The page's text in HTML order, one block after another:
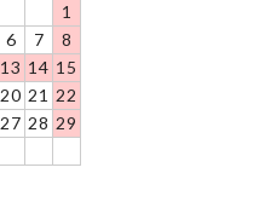
1
6 7
8
13 14 15
20 21 22
27 28 29